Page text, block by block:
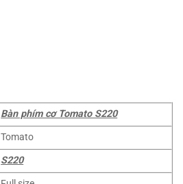
Bàn phím cơ Tomato S220
Tomato
S220